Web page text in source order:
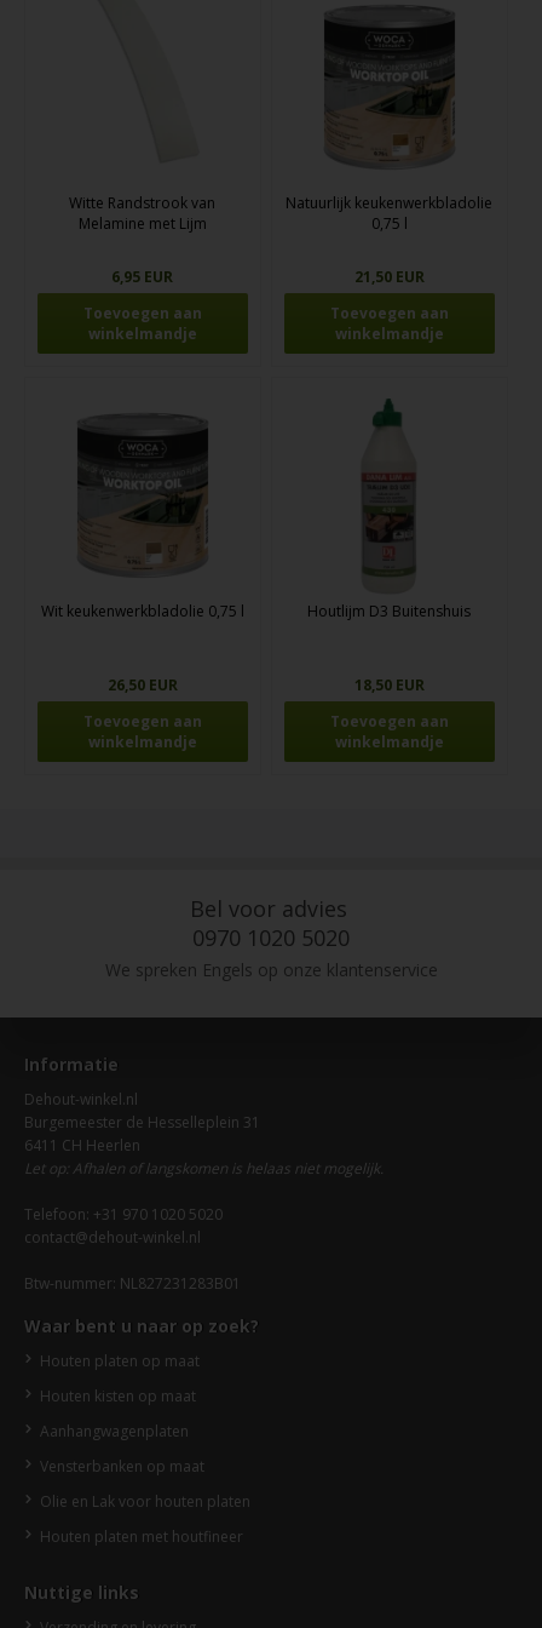
Witte Randstrook van
Melamine met Lijm
6,95 EUR
Natuurlijk keukenwerkbladolie
0,75 l
21,50 EUR
Wit keukenwerkbladolie 0,75 l
26,50 EUR
Houtlijm D3 Buitenshuis
18,50 EUR
Bel voor advies
0970 1020 5020
We spreken Engels op onze klantenservice
Informatie
Dehout-winkel.nl
Burgemeester de Hesselleplein 31
6411 CH Heerlen
Let op: Afhalen of langskomen is helaas niet mogelijk.
Telefoon: +31 970 1020 5020
contact@dehout-winkel.nl
Btw-nummer: NL827231283B01
Waar bent u naar op zoek?
Houten platen op maat
Houten kisten op maat
Aanhangwagenplaten
Vensterbanken op maat
Olie en Lak voor houten platen
Houten platen met houtfineer
Nuttige links